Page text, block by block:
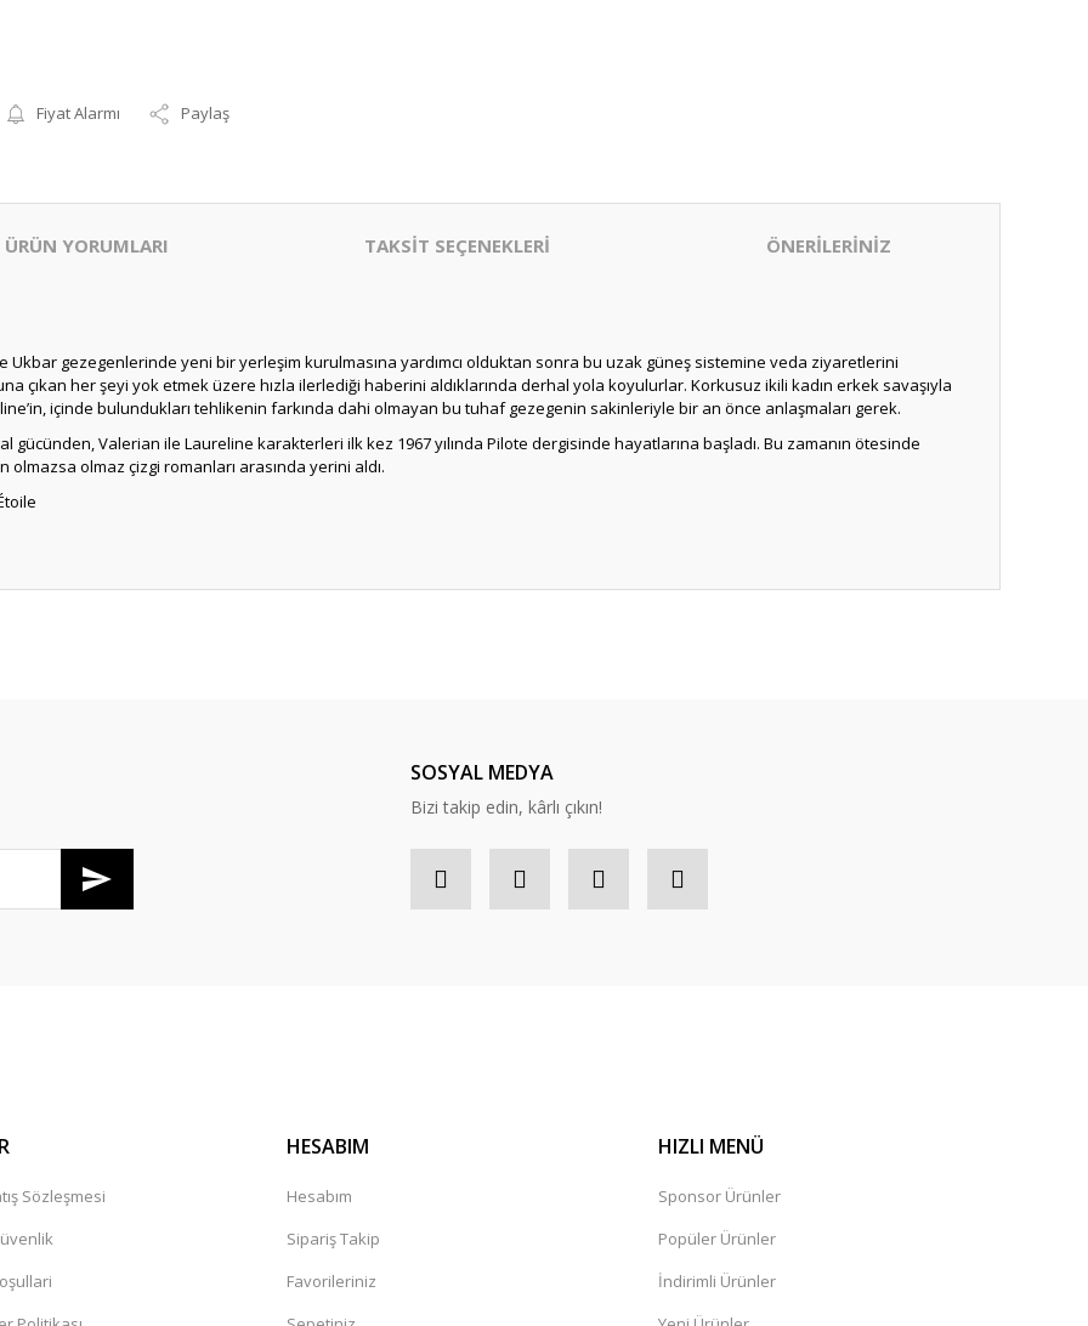
Fiyat Alarmı Paylaş
ÜRÜN YORUMLARI TAKSİT SEÇENEKLERİ ÖNERİLERİNİZ
Ukbar gezegenlerinde yeni bir yerleşim kurulmasına yardımcı olduktan sonra bu uzak güneş sistemine veda ziyaretlerini
çıkan her şeyi yok etmek üzere hızla ilerlediği haberini aldıklarında derhal yola koyulurlar. Korkusuz ikili kadın erkek savaşıyla
içinde bulundukları tehlikenin farkında dahi olmayan bu tuhaf gezegenin sakinleriyle bir an önce anlaşmaları gerek.
gücünden, Valerian ile Laureline karakterleri ilk kez 1967 yılında Pilote dergisinde hayatlarına başladı. Bu zamanın ötesinde
olmaz çizgi romanları arasında yerini aldı.
SOSYAL MEDYA
Bizi takip edin, kârlı çıkın!
Sözleşmesi
HESABIM
Hesabım
Sipariş Takip
Favorileriniz
HIZLI MENÜ
Sponsor Ürünler
Popüler Ürünler
İndirimli Ürünler